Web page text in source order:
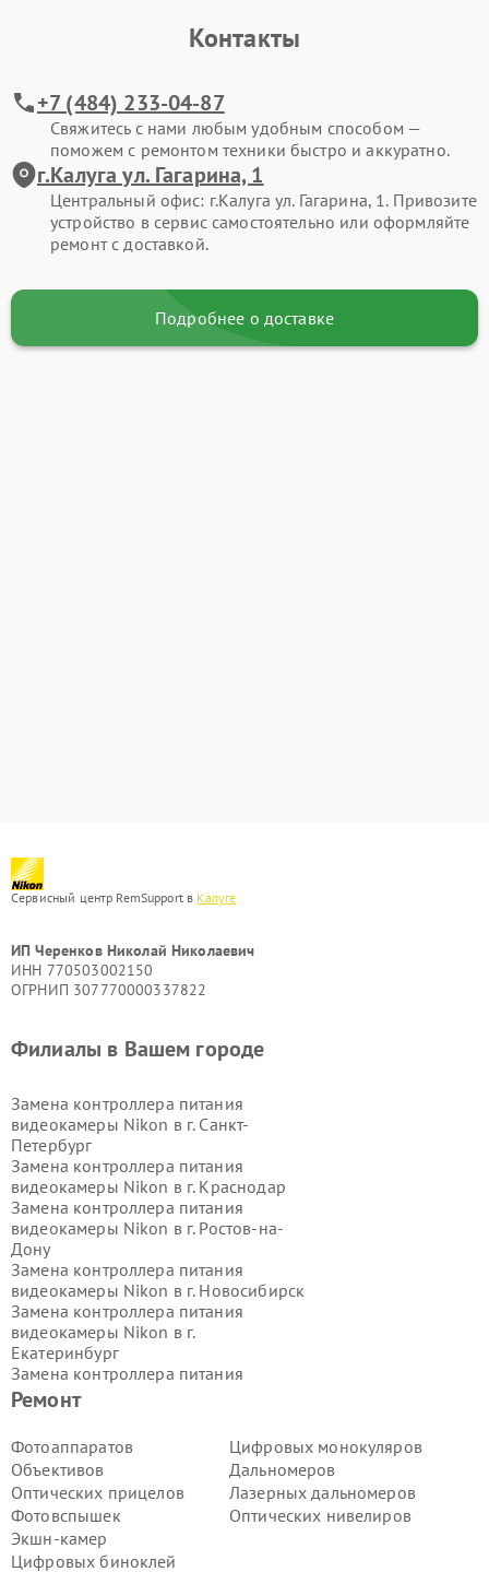
Контакты
+7 (484) 233-04-87
Свяжитесь с нами любым удобным способом —
поможем с ремонтом техники быстро и аккуратно.
г.Калуга ул. Гагарина, 1
Центральный офис: г.Калуга ул. Гагарина, 1. Привозите
устройство в сервис самостоятельно или оформляйте
ремонт с доставкой.
Подробнее о доставке
Сервисный центр RemSupport в Калуге
ИП Черенков Николай Николаевич
ИНН 770503002150
ОГРНИП 307770000337822
Ремонт
Фотоаппаратов
Объективов
Оптических прицелов
Фотовспышек
Экшн-камер
Цифровых биноклей
Цифровых монокуляров
Дальномеров
Лазерных дальномеров
Оптических нивелиров
Филиалы в Вашем городе
Замена контроллера питания
видеокамеры Nikon в г. Санкт-
Петербург
Замена контроллера питания
видеокамеры Nikon в г. Краснодар
Замена контроллера питания
видеокамеры Nikon в г. Ростов-на-
Дону
Замена контроллера питания
видеокамеры Nikon в г. Новосибирск
Замена контроллера питания
видеокамеры Nikon в г.
Екатеринбург
Замена контроллера питания
видеокамеры Nikon в г.
видеокамеры Nikon в г.
Воронеж
Замена контроллера питания
видеокамеры Nikon в г.
Волгоград
Замена контроллера питания
видеокамеры Nikon в г.
Самара
Замена контроллера питания
видеокамеры Nikon в г.